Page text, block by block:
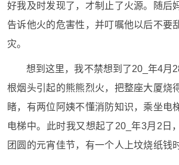
好我及时发现了，才制止了火源。随后
告诉他火的危害性，并叮嘱他以后不要
灾。
想到这里，我不禁想到了20_年4月
根烟头引起的熊熊烈火，把整座大厦烧
睹，有两位阿姨不懂消防知识，乘坐电
电梯中。此时我又想起了20_年3月2日
团圆的元宵佳节，有一个人上坟烧纸钱